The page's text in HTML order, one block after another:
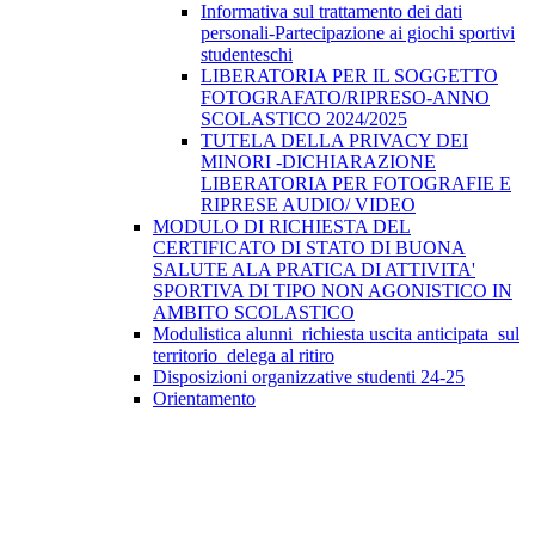
Informativa sul trattamento dei dati
personali-Partecipazione ai giochi sportivi
studenteschi
LIBERATORIA PER IL SOGGETTO
FOTOGRAFATO/RIPRESO-ANNO
SCOLASTICO 2024/2025
TUTELA DELLA PRIVACY DEI
MINORI -DICHIARAZIONE
LIBERATORIA PER FOTOGRAFIE E
RIPRESE AUDIO/ VIDEO
MODULO DI RICHIESTA DEL
CERTIFICATO DI STATO DI BUONA
SALUTE ALA PRATICA DI ATTIVITA'
SPORTIVA DI TIPO NON AGONISTICO IN
AMBITO SCOLASTICO
Modulistica alunni_richiesta uscita anticipata_sul
territorio_delega al ritiro
Disposizioni organizzative studenti 24-25
Orientamento